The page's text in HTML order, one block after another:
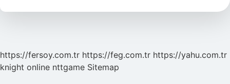
https://fersoy.com.tr https://feg.com.tr https://yahu.com.tr
knight online nttgame Sitemap